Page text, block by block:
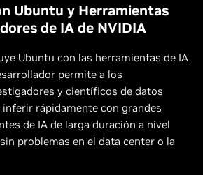
Ubuntu y Herramientas
de IA de NVIDIA
Ubuntu con las herramientas de IA
permite a los
y científicos de datos
rápidamente con grandes
de IA de larga duración a nivel
problemas en el data center o la